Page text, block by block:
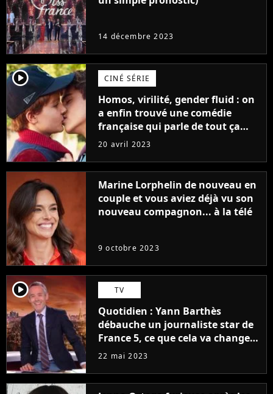
14 décembre 2023
player2 CINÉ SÉRIE
Homos, virilité, gender fluid : on
a enfin trouvé une comédie
française qui parle de tout ça
sans être super ringarde
20 avril 2023
Marine Lorphelin de nouveau en
couple et vous aviez déjà vu son
nouveau compagnon... à la télé
9 octobre 2023
player2 TV
Quotidien : Yann Barthès
débauche un journaliste star de
France 5, ce que cela va changer
à la rentrée
22 mai 2023